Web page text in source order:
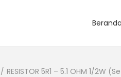
Beranda
/ RESISTOR 5R1 – 5.1 OHM 1/2W